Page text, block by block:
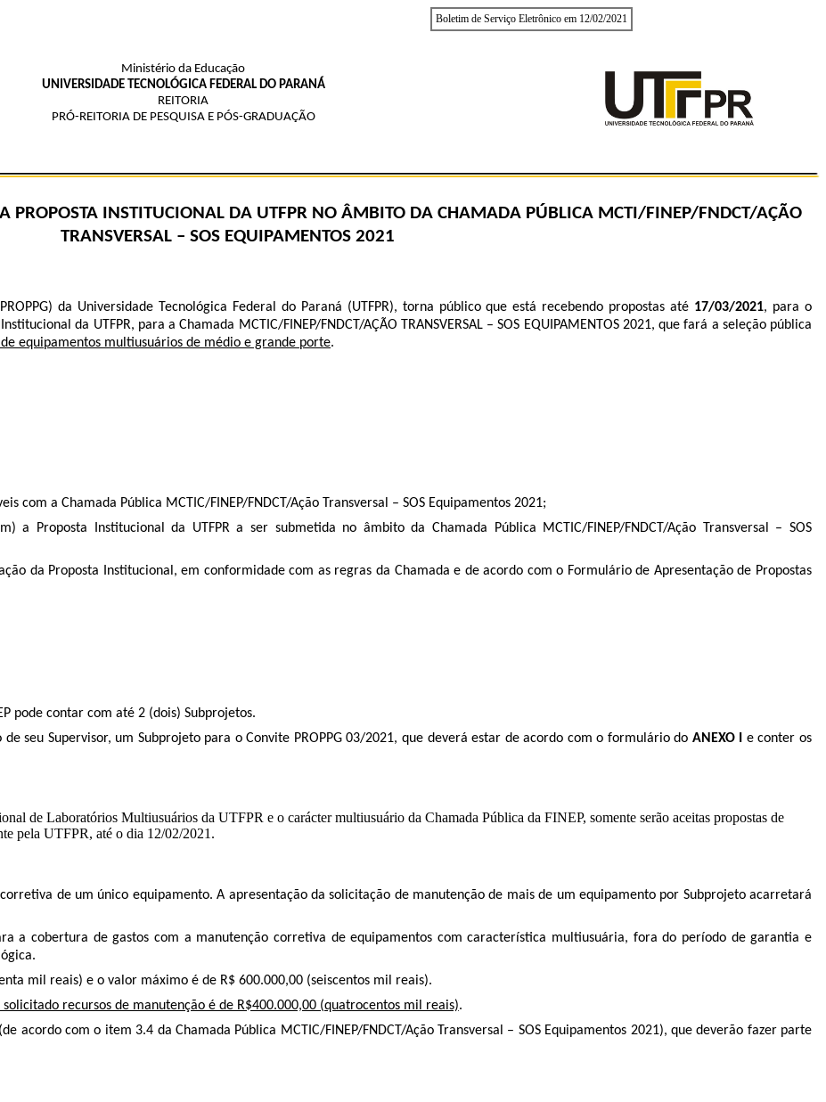
Boletim de Serviço Eletrônico em 12/02/2021
Ministério da Educação
UNIVERSIDADE TECNOLÓGICA FEDERAL DO PARANÁ
REITORIA
PRÓ-REITORIA DE PESQUISA E PÓS-GRADUAÇÃO
PROPOSTA INSTITUCIONAL DA UTFPR NO ÂMBITO DA CHAMADA PÚBLICA MCTI/FINEP/FNDCT/AÇÃO
TRANSVERSAL – SOS EQUIPAMENTOS 2021
da Universidade Tecnológica Federal do Paraná (UTFPR), torna público que está recebendo propostas até 17/03/2021, para o
da UTFPR, para a Chamada MCTIC/FINEP/FNDCT/AÇÃO TRANSVERSAL – SOS EQUIPAMENTOS 2021, que fará a seleção pública
equipamentos multiusuários de médio e grande porte.
com a Chamada Pública MCTIC/FINEP/FNDCT/Ação Transversal – SOS Equipamentos 2021;
a Proposta Institucional da UTFPR a ser submetida no âmbito da Chamada Pública MCTIC/FINEP/FNDCT/Ação Transversal – SOS
da Proposta Institucional, em conformidade com as regras da Chamada e de acordo com o Formulário de Apresentação de Propostas
pode contar com até 2 (dois) Subprojetos.
seu Supervisor, um Subprojeto para o Convite PROPPG 03/2021, que deverá estar de acordo com o formulário do ANEXO I
e conter os
de Laboratórios Multiusuários da UTFPR e o carácter multiusuário da Chamada Pública da FINEP, somente serão aceitas propostas de
pela UTFPR, até o dia 12/02/2021.
de um único equipamento. A apresentação da solicitação de manutenção de mais de um equipamento por Subprojeto acarretará
a cobertura de gastos com a manutenção corretiva de equipamentos com característica multiusuária, fora do período de garantia e
mil reais) e o valor máximo é de R$ 600.000,00 (seiscentos mil reais).
recursos de manutenção é de R$400.000,00 (quatrocentos mil reais).
acordo com o item 3.4 da Chamada Pública MCTIC/FINEP/FNDCT/Ação Transversal – SOS Equipamentos 2021), que deverão fazer parte